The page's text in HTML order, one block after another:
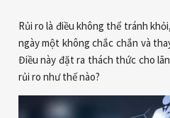
Rủi ro là điều không thể tránh
ngày một không chắc chắn và
Điều này đặt ra thách thức cho
rủi ro như thế nào?